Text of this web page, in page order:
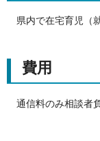
県内で在宅育児（
費用
通信料のみ相談者